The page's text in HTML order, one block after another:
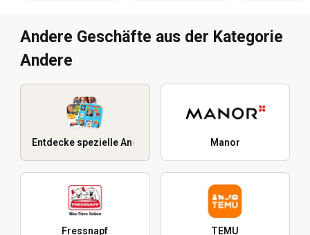
Andere Geschäfte aus der Kategorie
Andere
Entdecke spezielle Angebote Manor
Fressnapf TEMU